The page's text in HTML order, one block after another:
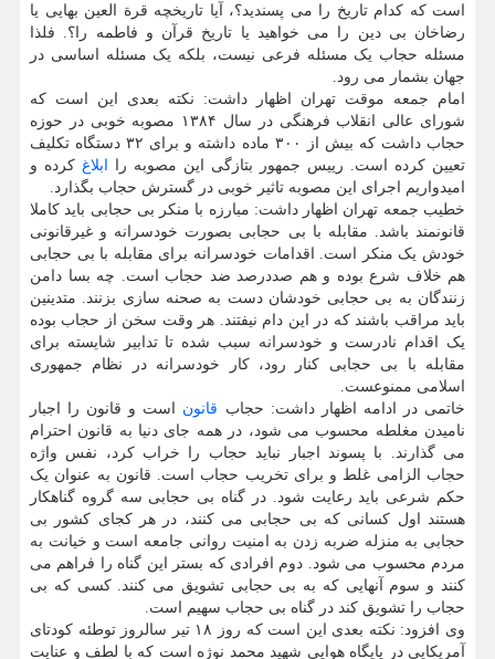
است که کدام تاریخ را می پسندید؟، آیا تاریخچه قرة العین بهایی یا
رضاخان بی دین را می خواهید یا تاریخ قرآن و فاطمه را؟. فلذا
مسئله حجاب یک مسئله فرعی نیست، بلکه یک مسئله اساسی در
جهان بشمار می رود.
امام جمعه موقت تهران اظهار داشت: نکته بعدی این است که
شورای عالی انقلاب فرهنگی در سال ۱۳۸۴ مصوبه خوبی در حوزه
حجاب داشت که بیش از ۳۰۰ ماده داشته و برای ۳۲ دستگاه تکلیف
تعیین کرده است. رییس جمهور بتازگی این مصوبه را ابلاغ کرده و
امیدواریم اجرای این مصوبه تاثیر خوبی در گسترش حجاب بگذارد.
خطیب جمعه تهران اظهار داشت: مبارزه با منکر بی حجابی باید کاملا
قانونمند باشد. مقابله با بی حجابی بصورت خودسرانه و غیرقانونی
خودش یک منکر است. اقدامات خودسرانه برای مقابله با بی حجابی
هم خلاف شرع بوده و هم صددرصد ضد حجاب است. چه بسا دامن
زنندگان به بی حجابی خودشان دست به صحنه سازی بزنند. متدینین
باید مراقب باشند که در این دام نیفتند. هر وقت سخن از حجاب بوده
یک اقدام نادرست و خودسرانه سبب شده تا تدابیر شایسته برای
مقابله با بی حجابی کنار رود، کار خودسرانه در نظام جمهوری
اسلامی ممنوعست.
خاتمی در ادامه اظهار داشت: حجاب قانون است و قانون را اجبار
نامیدن مغلطه محسوب می شود، در همه جای دنیا به قانون احترام
می گذارند. با پسوند اجبار نباید حجاب را خراب کرد، نفس واژه
حجاب الزامی غلط و برای تخریب حجاب است. قانون به عنوان یک
حکم شرعی باید رعایت شود. در گناه بی حجابی سه گروه گناهکار
هستند اول کسانی که بی حجابی می کنند، در هر کجای کشور بی
حجابی به منزله ضربه زدن به امنیت روانی جامعه است و خیانت به
مردم محسوب می شود. دوم افرادی که بستر این گناه را فراهم می
کنند و سوم آنهایی که به بی حجابی تشویق می کنند. کسی که بی
حجاب را تشویق کند در گناه بی حجاب سهیم است.
وی افزود: نکته بعدی این است که روز ۱۸ تیر سالروز توطئه کودتای
آمریکایی در پایگاه هوایی شهید محمد نوژه است که با لطف و عنایت